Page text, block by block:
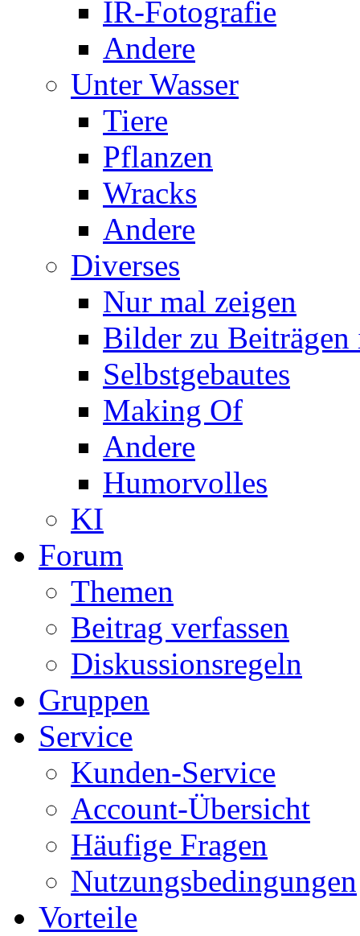
IR-Fotografie
Andere
Unter Wasser
Tiere
Pflanzen
Wracks
Andere
Diverses
Nur mal zeigen
Bilder zu
Selbstgebautes
Making Of
Andere
Humorvolles
KI
Forum
Themen
Beitrag verfassen
Diskussionsregeln
Gruppen
Service
Kunden-Service
Account-Übersicht
Häufige Fragen
Nutzungsbedingungen
Vorteile